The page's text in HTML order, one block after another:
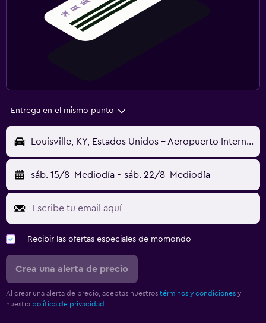
Entrega en el mismo punto
Louisville, KY, Estados Unidos - Aeropuerto Internacional de Louisville (SDF)
sáb. 15/8 Mediodía - sáb. 22/8 Mediodía
Recibir las ofertas especiales de momondo
Crea una alerta de precio
Al crear una alerta de precio, aceptas nuestros términos y condiciones y
nuestra política de privacidad..